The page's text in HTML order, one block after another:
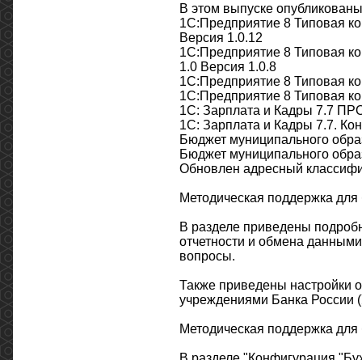
В этом выпуске
1С:Предприятие 8 Типовая
Версия 1.0.12
1С:Предприятие 8 Типовая
1.0 Версия 1.0.8
1С:Предприятие 8 Типовая
1С:Предприятие 8 Типовая
1С: Зарплата и Кадры 7.7
1С: Зарплата и Кадры 7.7.
Бюджет муниципального
Бюджет муниципального
Обновлен адресный
Методическая поддержка
В разделе приведены
отчетности и обмена
вопросы.
Также приведены настройки
учреждениями Банка России
Методическая поддержка